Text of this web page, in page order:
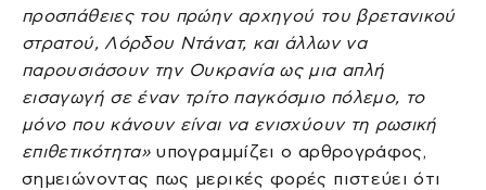
προσπάθειες του πρώην αρχηγού του βρετανικού
στρατού, Λόρδου Ντάνατ, και άλλων να
παρουσιάσουν την Ουκρανία ως μια απλή
εισαγωγή σε έναν τρίτο παγκόσμιο πόλεμο, το
μόνο που κάνουν είναι να ενισχύουν τη ρωσική
επιθετικότητα»υπογραμμίζει ο αρθρογράφος,
σημειώνοντας πως μερικές φορές πιστεύει ότι